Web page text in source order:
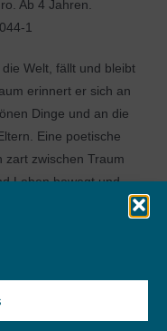
Ab 4 Jahren.
1
Welt, fällt und bleibt
erinnert er sich an
Dinge und an die
Eine poetische
zart zwischen Traum
Leben bewegt und
Dünenlandschaft zeigt.
die Zerbrechlichkeit